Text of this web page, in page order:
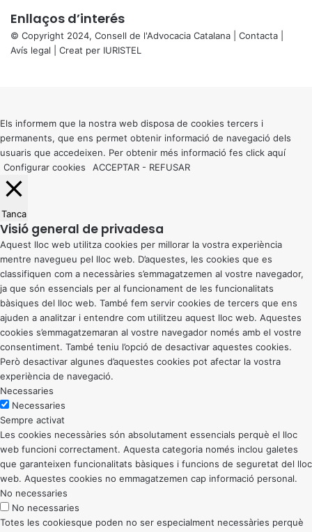
Enllaços d’interés
© Copyright 2024, Consell de l'Advocacia Catalana | Contacta
Avís legal | Creat per IURISTEL
button
Els informem que la nostra web disposa de cookies tercers i
permanents, que ens permet obtenir informació de navegació dels
usuaris que accedeixen. Per obtenir més informació fes click aquí
Configurar cookies
ACCEPTAR - REFUSAR
Tanca
Visió general de privadesa
Aquest lloc web utilitza cookies per millorar la vostra experiència
mentre navegueu pel lloc web. D’aquestes, les cookies que es
classifiquen com a necessàries s’emmagatzemen al vostre navegador,
ja que són essencials per al funcionament de les funcionalitats
bàsiques del lloc web. També fem servir cookies de tercers que ens
ajuden a analitzar i entendre com utilitzeu aquest lloc web. Aquestes
cookies s’emmagatzemaran al vostre navegador només amb el vostre
consentiment. També teniu l’opció de desactivar aquestes cookies.
Però desactivar algunes d’aquestes cookies pot afectar la vostra
experiència de navegació.
Necessaries
Necessaries
Sempre activat
Les cookies necessàries són absolutament essencials perquè el lloc
web funcioni correctament. Aquesta categoria només inclou galetes
que garanteixen funcionalitats bàsiques i funcions de seguretat del lloc
web. Aquestes cookies no emmagatzemen cap informació personal.
No necessaries
No necessaries
Totes les cookiesque poden no ser especialment necessàries perquè